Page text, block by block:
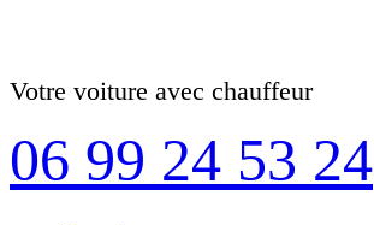
Votre voiture avec chauffeur
06 99 24 53 24